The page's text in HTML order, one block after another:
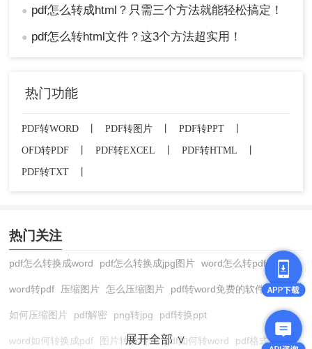
● pdf怎么转成html？只需三个方法就能轻松搞定！
● pdf怎么转html文件？这3个方法超实用！
热门功能
PDF转WORD PDF转图片 PDF转PPT
OFD转PDF
PDF转EXCEL PDF转HTML
PDF转TXT
热门关注
pdf怎么转换成word pdf怎么转换成jpg图片 word怎么转pdf
word转pdf 压缩图片 怎么压缩图片 pdf转word免费的软件
如何压缩图片 pdf解密 png转jpg pdf转换ppt
word如何转换成pdf 图片转换格式 pdf如何转word pdf格式转换
展开全部 ∨